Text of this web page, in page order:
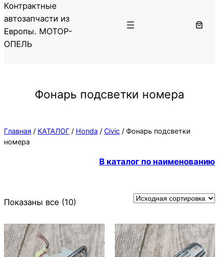
Контрактные
автозапчасти из
Европы. МОТОР-
ОПЕЛЬ
Фонарь подсветки номера
Главная / КАТАЛОГ / Honda / Civic / Фонарь подсветки
номера
В каталог по наименованию
Показаны все (10)